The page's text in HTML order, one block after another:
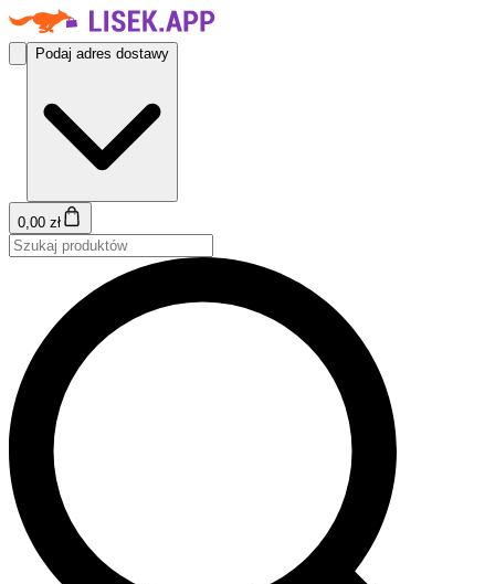
Podaj adres dostawy
0,00 zł